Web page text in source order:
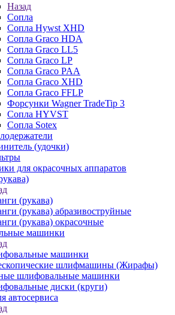
Назад
Сопла
Сопла Hywst XHD
Сопла Graco HDA
Сопла Graco LL5
Сопла Graco LP
Сопла Graco PAA
Сопла Graco XHD
Сопла Graco FFLP
Форсунки Wagner TradeTip 3
Сопла HYVST
Сопла Sotex
(удочки)
для окрасочных аппаратов
(рукава)
(рукава) абразивоструйные
(рукава) окрасочные
машинки
машинки
шлифмашины (Жирафы)
шлифовальные машинки
диски (круги)
автосервиса